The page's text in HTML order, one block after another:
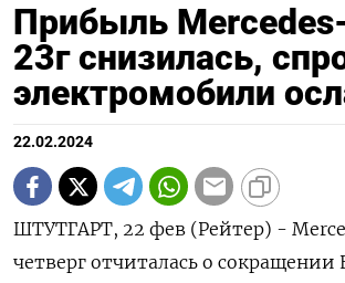
Прибыль
23г снизилась,
электромобили
22.02.2024
ШТУТГАРТ, 22 фев (Рейтер) -
четверг отчиталась о сокращении